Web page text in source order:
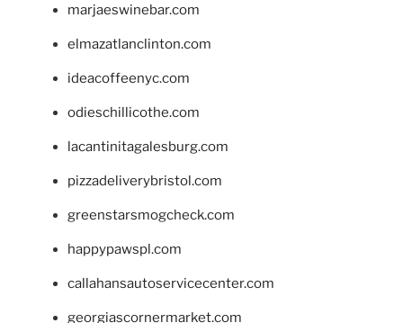
marjaeswinebar.com
elmazatlanclinton.com
ideacoffeenyc.com
odieschillicothe.com
lacantinitagalesburg.com
pizzadeliverybristol.com
greenstarsmogcheck.com
happypawspl.com
callahansautoservicecenter.com
georgiascornermarket.com